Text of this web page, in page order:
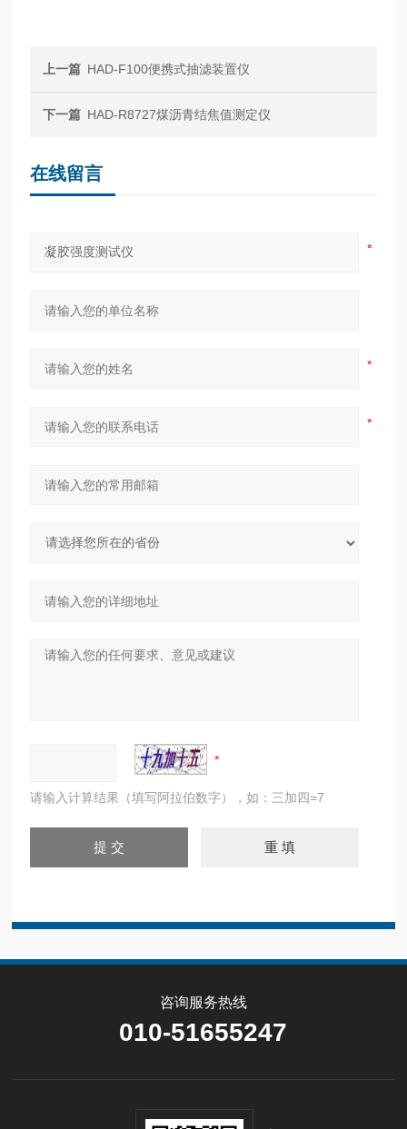
上一篇 HAD-F100便携式抽滤装置仪
下一篇 HAD-R8727煤沥青结焦值测定仪
在线留言
请输入计算结果（填写阿拉伯数字），如：三加四=7
咨询服务热线
010-51655247